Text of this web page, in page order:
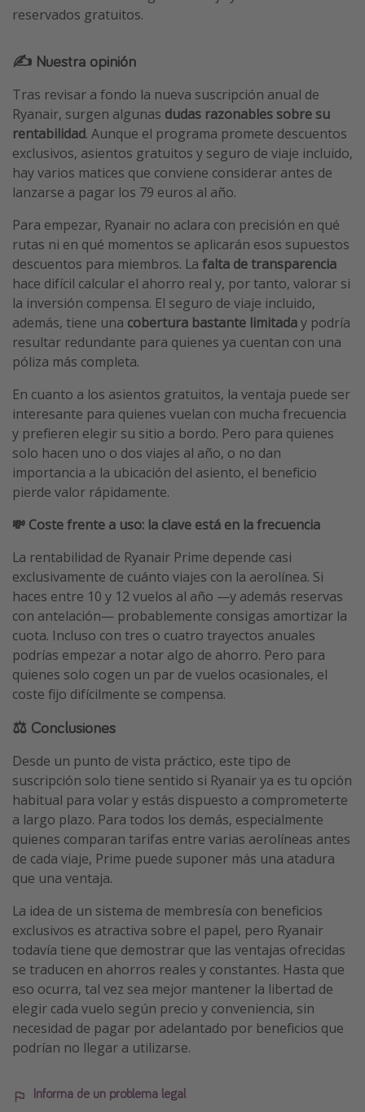
reservados gratuitos.
✍️ Nuestra opinión
Tras revisar a fondo la nueva suscripción anual de
Ryanair, surgen algunas dudas razonables sobre su
rentabilidad. Aunque el programa promete descuentos
exclusivos, asientos gratuitos y seguro de viaje incluido,
hay varios matices que conviene considerar antes de
lanzarse a pagar los 79 euros al año.
Para empezar, Ryanair no aclara con precisión en qué
rutas ni en qué momentos se aplicarán esos supuestos
descuentos para miembros. La falta de transparencia
hace difícil calcular el ahorro real y, por tanto, valorar si
la inversión compensa. El seguro de viaje incluido,
además, tiene una cobertura bastante limitaday podría
resultar redundante para quienes ya cuentan con una
póliza más completa.
En cuanto a los asientos gratuitos, la ventaja puede ser
interesante para quienes vuelan con mucha frecuencia
y prefieren elegir su sitio a bordo. Pero para quienes
solo hacen uno o dos viajes al año, o no dan
importancia a la ubicación del asiento, el beneficio
pierde valor rápidamente.
💸 Coste frente a uso: la clave está en la frecuencia
La rentabilidad de Ryanair Prime depende casi
exclusivamente de cuánto viajes con la aerolínea. Si
haces entre 10 y 12 vuelos al año —y además reservas
con antelación— probablemente consigas amortizar la
cuota. Incluso con tres o cuatro trayectos anuales
podrías empezar a notar algo de ahorro. Pero para
quienes solo cogen un par de vuelos ocasionales, el
coste fijo difícilmente se compensa.
⚖️ Conclusiones
Desde un punto de vista práctico, este tipo de
suscripción solo tiene sentido si Ryanair ya es tu opción
habitual para volar y estás dispuesto a comprometerte
a largo plazo. Para todos los demás, especialmente
quienes comparan tarifas entre varias aerolíneas antes
de cada viaje, Prime puede suponer más una atadura
que una ventaja.
La idea de un sistema de membresía con beneficios
exclusivos es atractiva sobre el papel, pero Ryanair
todavía tiene que demostrar que las ventajas ofrecidas
se traducen en ahorros reales y constantes. Hasta que
eso ocurra, tal vez sea mejor mantener la libertad de
elegir cada vuelo según precio y conveniencia, sin
necesidad de pagar por adelantado por beneficios que
podrían no llegar a utilizarse.
Informa de un problema legal